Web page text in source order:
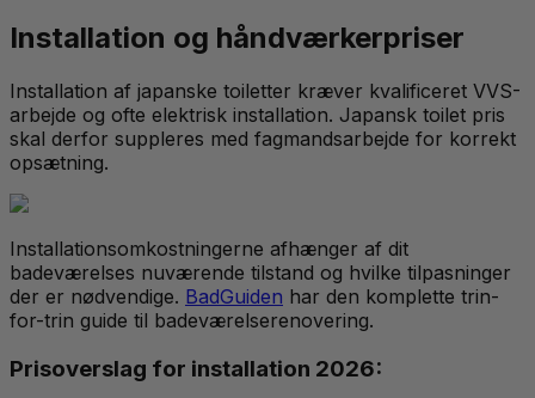
Installation og håndværkerpriser
Installation af japanske toiletter kræver kvalificeret VVS-
arbejde og ofte elektrisk installation. Japansk toilet pris
skal derfor suppleres med fagmandsarbejde for korrekt
opsætning.
Installationsomkostningerne afhænger af dit
badeværelses nuværende tilstand og hvilke tilpasninger
der er nødvendige. BadGuiden har den komplette trin-
for-trin guide til badeværelserenovering.
Prisoverslag for installation 2026: